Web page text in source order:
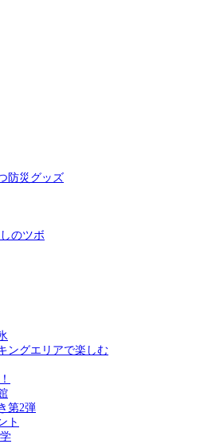
防災グッズ
のツボ
ングエリアで楽しむ
第2弾
ト